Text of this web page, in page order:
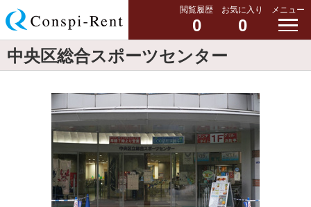
閲覧履歴
0
お気に入り
0
メニュー
中央区総合スポーツセンター